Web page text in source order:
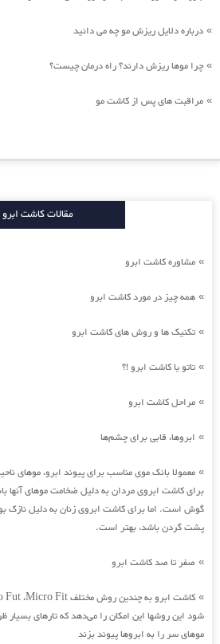
» درباره دلایل ریزش مو چه می دانید
» چرا موها ریزش دارند؟ راه درمان چیست؟
» مراقبت های پس از کاشت مو
مقالات کاشت ابرو
» مشاوره کاشت ابرو
» همه چیز در مورد کاشت ابرو
» تکنیک ها و روش های کاشت ابرو
» تاتو یا کاشت ابرو !؟
» مراحل کاشت ابرو
» ابروها، قابی برای چشم‌ها
» معمولا بانک موی مناسب برای پیوند ابرو،
برای کاشت ابروی مردان به دلیل ضخامت موهای آنها
گوش است. اما برای کاشت ابروی زنان به دلیل نازک
پشت گردن باشد، بهتر است.
» صفر تا صد کاشت ابرو
»
شود این روشها این امکان را می‌دهد که تارهای
موهای سر را به ابروها پیوند بزند